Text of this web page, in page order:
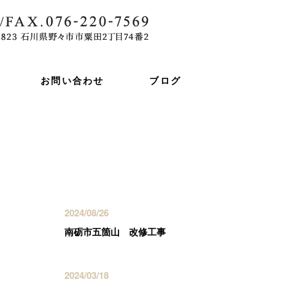
お問い合わせ ブログ
2024/08/26
南砺市五箇山 改修工事
2024/03/18